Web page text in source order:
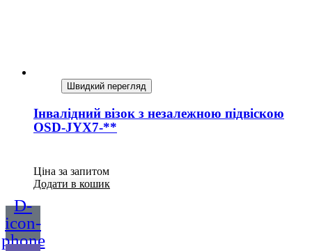
Швидкий перегляд
Інвалідний візок з незалежною підвіскою
OSD-JYX7-**
Ціна за запитом
Додати в кошик
D-
icon-
phone